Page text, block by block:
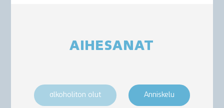
AIHESANAT
alkoholiton olut Anniskelu